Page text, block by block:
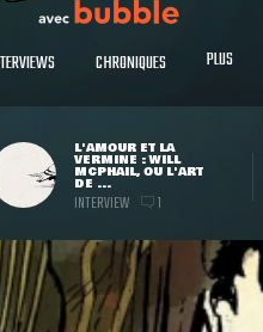
CHRONIQUES PLUS
L'AMOUR ET LA
VERMINE : WILL
MCPHAIL, OU L'ART
DE ...
INTERVIEW 1